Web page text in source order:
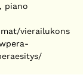
piano
vierailukons